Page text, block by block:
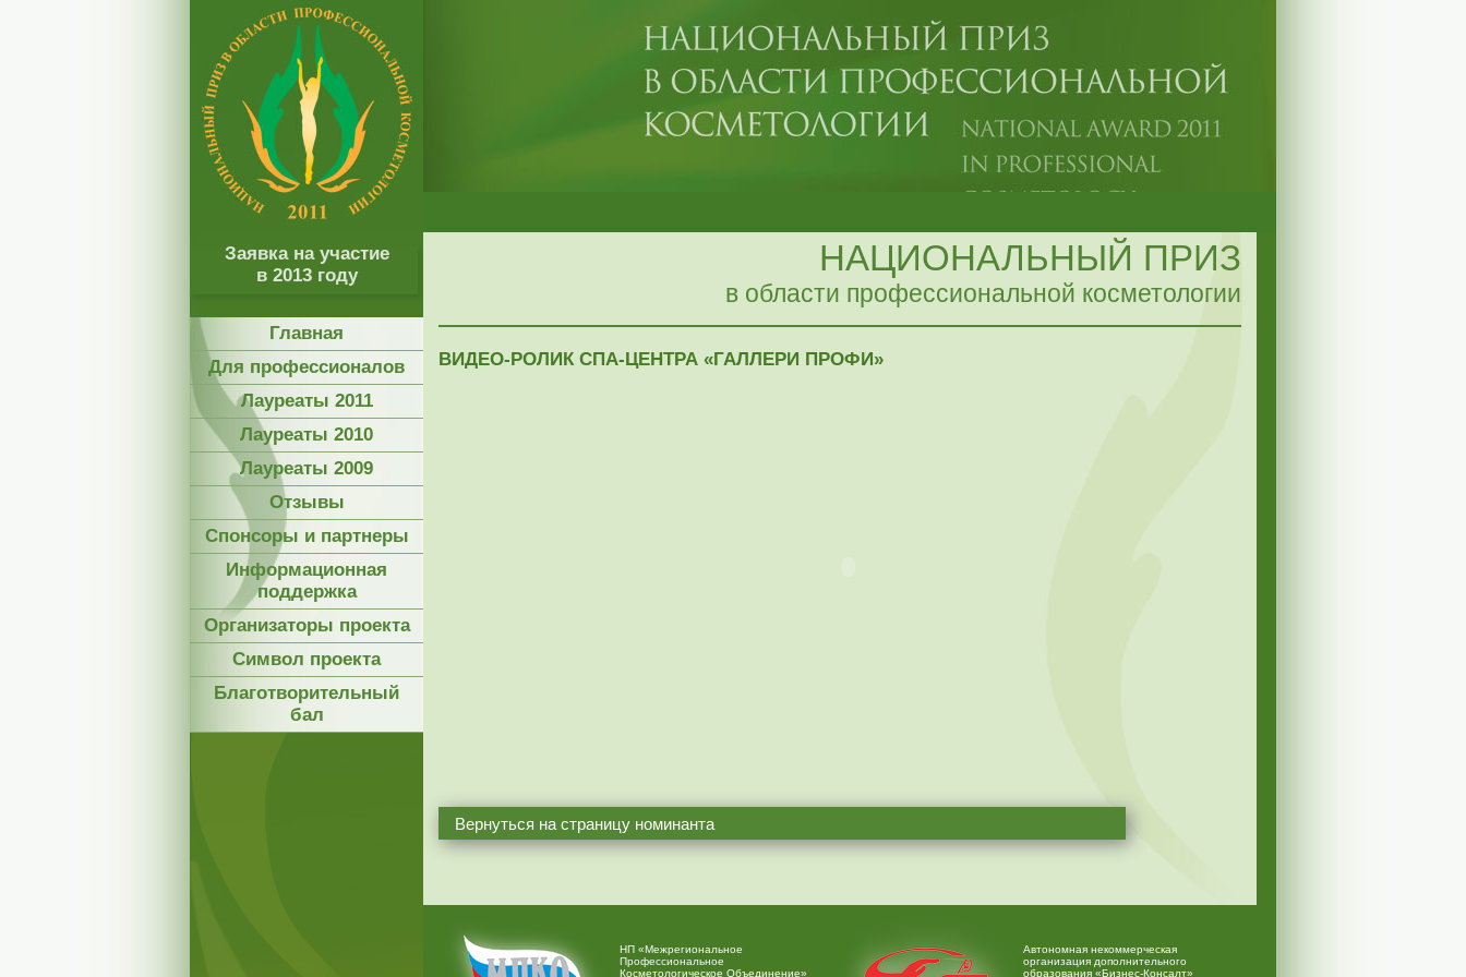
НАЦИОНАЛЬНЫЙ ПРИЗ
в области профессиональной косметологии
ВИДЕО-РОЛИК СПА-ЦЕНТРА «ГАЛЛЕРИ ПРОФИ»
Вернуться на страницу номинанта
НП «Межрегиональное
Профессиональное
Косметологическое Объединение»
Автономная некоммерческая
организация дополнительного
образования «Бизнес-Консалт»
Заявка на участие
в 2013 году
Главная
Для профессионалов
Лауреаты 2011
Лауреаты 2010
Лауреаты 2009
Отзывы
Спонсоры и партнеры
Информационная
поддержка
Организаторы проекта
Символ проекта
Благотворительный
бал